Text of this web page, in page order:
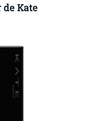
de Kate